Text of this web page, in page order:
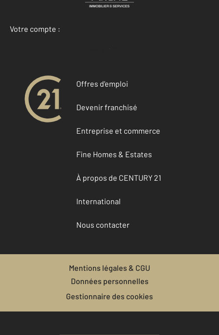
Votre compte :
Accéder à mon compte
Offres d'emploi
Devenir franchisé
Entreprise et commerce
Fine Homes & Estates
À propos de CENTURY 21
International
Nous contacter
Mentions légales & CGU
Données personnelles
Gestionnaire des cookies